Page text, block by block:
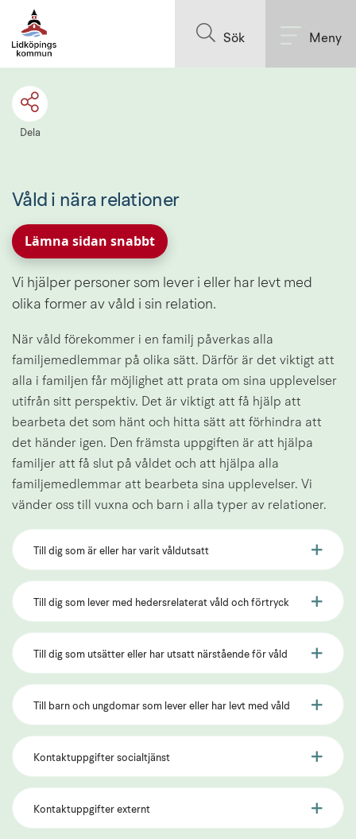
Sök Meny
Dela
Våld i nära relationer
Lämna sidan snabbt
Vi hjälper personer som lever i eller har levt med
olika former av våld i sin relation.
När våld förekommer i en familj påverkas alla
familjemedlemmar på olika sätt. Därför är det viktigt att
alla i familjen får möjlighet att prata om sina upplevelser
utifrån sitt perspektiv. Det är viktigt att få hjälp att
bearbeta det som hänt och hitta sätt att förhindra att
det händer igen. Den främsta uppgiften är att hjälpa
familjer att få slut på våldet och att hjälpa alla
familjemedlemmar att bearbeta sina upplevelser. Vi
vänder oss till vuxna och barn i alla typer av relationer.
Till dig som är eller har varit våldutsatt
Till dig som lever med hedersrelaterat våld och förtryck
Till dig som utsätter eller har utsatt närstående för våld
Till barn och ungdomar som lever eller har levt med våld
Kontaktuppgifter socialtjänst
Kontaktuppgifter externt